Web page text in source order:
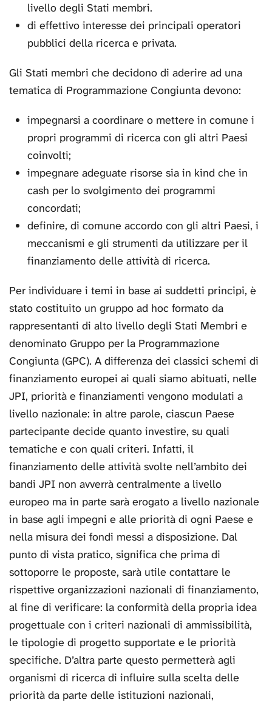
livello degli Stati membri.
di effettivo interesse dei principali operatori
pubblici della ricerca e privata.
Gli Stati membri che decidono di aderire ad una
tematica di Programmazione Congiunta devono:
impegnarsi a coordinare o mettere in comune i
propri programmi di ricerca con gli altri Paesi
coinvolti;
impegnare adeguate risorse sia in kind che in
cash per lo svolgimento dei programmi
concordati;
definire, di comune accordo con gli altri Paesi, i
meccanismi e gli strumenti da utilizzare per il
finanziamento delle attività di ricerca.
Per individuare i temi in base ai suddetti principi, è
stato costituito un gruppo ad hoc formato da
rappresentanti di alto livello degli Stati Membri e
denominato Gruppo per la Programmazione
Congiunta (GPC). A differenza dei classici schemi di
finanziamento europei ai quali siamo abituati, nelle
JPI, priorità e finanziamenti vengono modulati a
livello nazionale: in altre parole, ciascun Paese
partecipante decide quanto investire, su quali
tematiche e con quali criteri. Infatti, il
finanziamento delle attività svolte nell’ambito dei
bandi JPI non avverrà centralmente a livello
europeo ma in parte sarà erogato a livello nazionale
in base agli impegni e alle priorità di ogni Paese e
nella misura dei fondi messi a disposizione. Dal
punto di vista pratico, significa che prima di
sottoporre le proposte, sarà utile contattare le
rispettive organizzazioni nazionali di finanziamento,
al fine di verificare: la conformità della propria idea
progettuale con i criteri nazionali di ammissibilità,
le tipologie di progetto supportate e le priorità
specifiche. D’altra parte questo permetterà agli
organismi di ricerca di influire sulla scelta delle
priorità da parte delle istituzioni nazionali,